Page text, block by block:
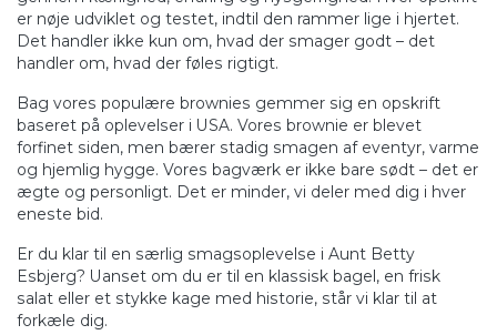
er nøje udviklet og testet, indtil den rammer lige i hjertet.
Det handler ikke kun om, hvad der smager godt – det
handler om, hvad der føles rigtigt.
Bag vores populære brownies gemmer sig en opskrift
baseret på oplevelser i USA. Vores brownie er blevet
forfinet siden, men bærer stadig smagen af eventyr, varme
og hjemlig hygge. Vores bagværk er ikke bare sødt – det er
ægte og personligt. Det er minder, vi deler med dig i hver
eneste bid.
Er du klar til en særlig smagsoplevelse i Aunt Betty
Esbjerg? Uanset om du er til en klassisk bagel, en frisk
salat eller et stykke kage med historie, står vi klar til at
forkæle dig.